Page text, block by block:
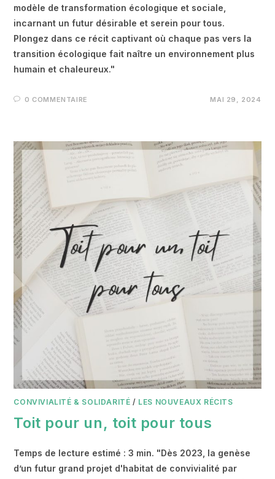
modèle de transformation écologique et sociale,
incarnant un futur désirable et serein pour tous.
Plongez dans ce récit captivant où chaque pas vers la
transition écologique fait naître un environnement plus
humain et chaleureux."
0 COMMENTAIRE MAI 29, 2024
CONVIVIALITÉ & SOLIDARITÉ / LES NOUVEAUX RÉCITS
Toit pour un, toit pour tous
Temps de lecture estimé : 3 min. "Dès 2023, la genèse
d’un futur grand projet d'habitat de convivialité par